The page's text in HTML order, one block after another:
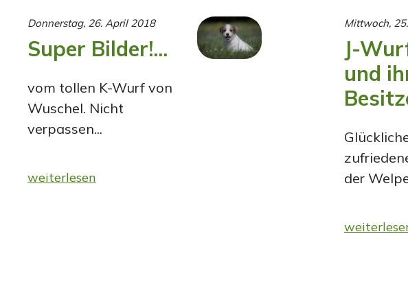
Donnerstag, 26. April 2018
Super Bilder!...
vom tollen K-Wurf von
Wuschel. Nicht
verpassen...
weiterlesen
Mittwoch,
J-
und
der